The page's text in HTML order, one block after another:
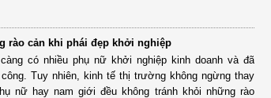
rào cản khi phái đẹp khởi nghiệp
có nhiều phụ nữ khởi nghiệp kinh doanh và đã
công. Tuy nhiên, kinh tế thị trường không ngừng thay
nữ hay nam giới đều không tránh khỏi những rào